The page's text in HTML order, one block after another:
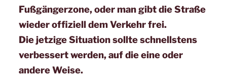
Fußgängerzone, oder man gibt die Straße
wieder offiziell dem Verkehr frei.
Die jetzige Situation sollte schnellstens
verbessert werden, auf die eine oder
andere Weise.